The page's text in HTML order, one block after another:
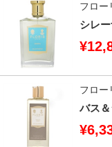
フロー
シレ
フロー
バス